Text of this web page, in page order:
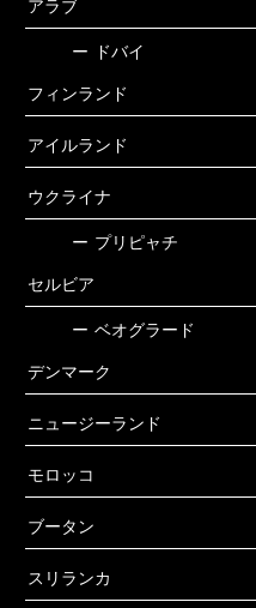
アラブ
ー ドバイ
フィンランド
アイルランド
ウクライナ
ー プリピャチ
セルビア
ー ベオグラード
デンマーク
ニュージーランド
モロッコ
ブータン
スリランカ